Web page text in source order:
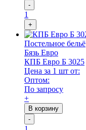
-
1
+
Постельное бельё
Бязь Евро
КПБ Евро Б 3025
Цена за 1 шт от:
Оптом:
По запросу
+
В корзину
-